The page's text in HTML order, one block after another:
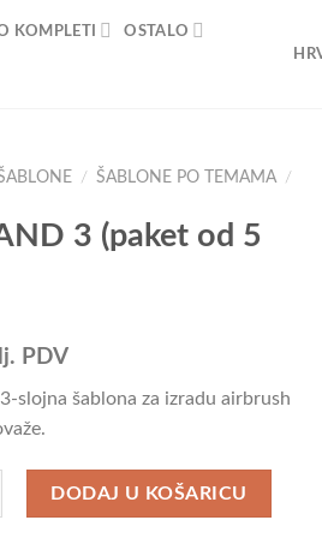
KOMPLETI OSTALO
/ ŠABLONE PO TEMAMA /
3 (paket od 5
PDV
slojna šablona za izradu airbrush
od 5 kom) količina
DODAJ U KOŠARICU